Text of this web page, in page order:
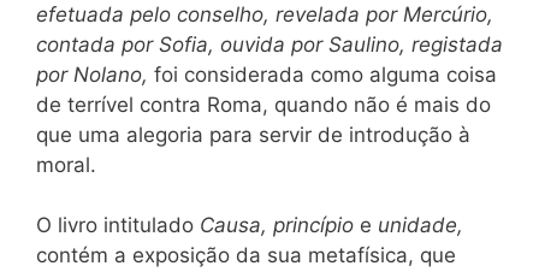
efetuada pelo conselho, revelada por Mercúrio,
contada por Sofia, ouvida por Saulino, registada
por Nolano, foi considerada como alguma coisa
de terrível contra Roma, quando não é mais do
que uma alegoria para servir de introdução à
moral.
O livro intitulado Causa, princípio e unidade,
contém a exposição da sua metafísica, que